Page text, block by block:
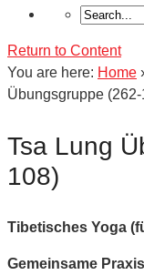
Return to Content
You are here: Home ›
Übungsgruppe
Tsa Lung
108)
Tibetisches Yoga
Gemeinsame